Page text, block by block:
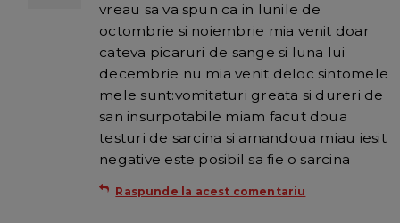
vreau sa va spun ca in lunile de
octombrie si noiembrie mia venit doar
cateva picaruri de sange si luna lui
decembrie nu mia venit deloc sintomele
mele sunt:vomitaturi greata si dureri de
san insurpotabile miam facut doua
testuri de sarcina si amandoua miau iesit
negative este posibil sa fie o sarcina
Raspunde la acest comentariu